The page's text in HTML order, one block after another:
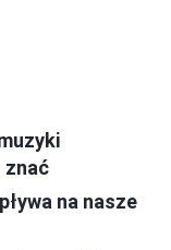
znać
na nasze